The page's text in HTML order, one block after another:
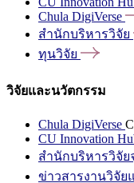
Chula DigiVerse
สำนักบริหารวิจัย
ทุนวิจัย
วิจัยและนวัตกรรม
Chula DigiVerse
CU Innovation
สำนักบริหารวิจัย
ข่าวสารงานวิจัย